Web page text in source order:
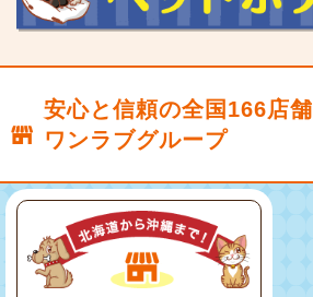
安心と信頼の全国166店舗
ワンラブグループ